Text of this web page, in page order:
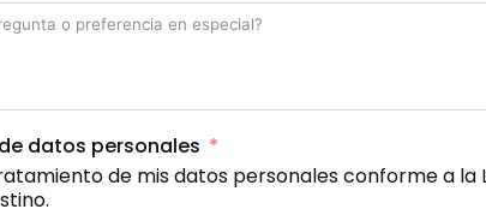
datos personales
de mis datos personales conforme a la